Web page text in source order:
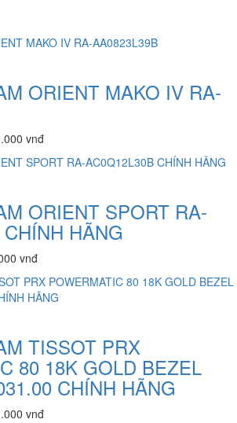
ORIENT MAKO IV RA-
vnđ
ORIENT SPORT RA-
HÃNG
vnđ
TISSOT PRX
80 18K GOLD BEZEL
CHÍNH HÃNG
vnđ